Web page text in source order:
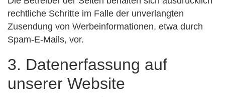
rechtliche Schritte im Falle der unverlangten
Zusendung von Werbeinformationen, etwa durch
Spam-E-Mails, vor.
3. Datenerfassung auf
unserer Website